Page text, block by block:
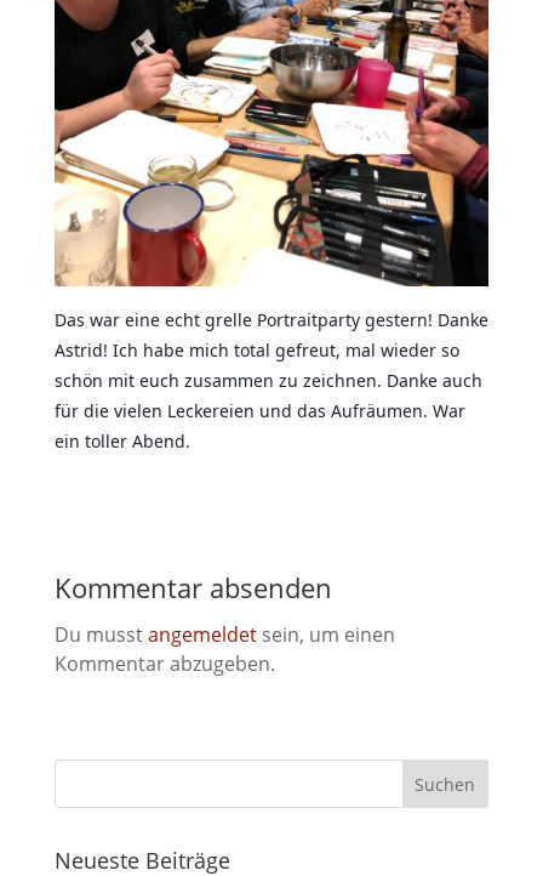
Das war eine echt grelle Portraitparty gestern! Danke
Astrid! Ich habe mich total gefreut, mal wieder so
schön mit euch zusammen zu zeichnen. Danke auch
für die vielen Leckereien und das Aufräumen. War
ein toller Abend.
Kommentar absenden
Du musstangemeldetsein, um einen
Kommentar abzugeben.
Neueste Beiträge